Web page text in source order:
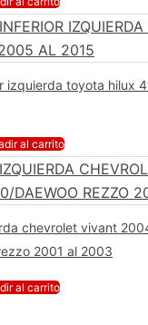
izquierda toyota hilux
al carrito
chevrolet vivant
2001 al 2003
al carrito